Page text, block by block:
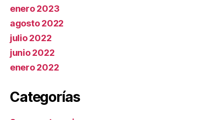
enero 2023
agosto 2022
julio 2022
junio 2022
enero 2022
Categorías